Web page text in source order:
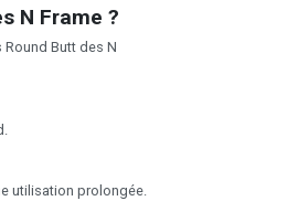
N Frame ?
Butt des N
utilisation prolongée.